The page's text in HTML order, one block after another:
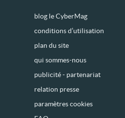
blog le CyberMag
conditions d’utilisation
plan du site
qui sommes-nous
publicité - partenariat
relation presse
paramètres cookies